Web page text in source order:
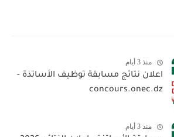
منذ 3 أيام
اعلان نتائج مسابقة توظيف الأساتذة -
concours.onec.dz
منذ 3 أيام